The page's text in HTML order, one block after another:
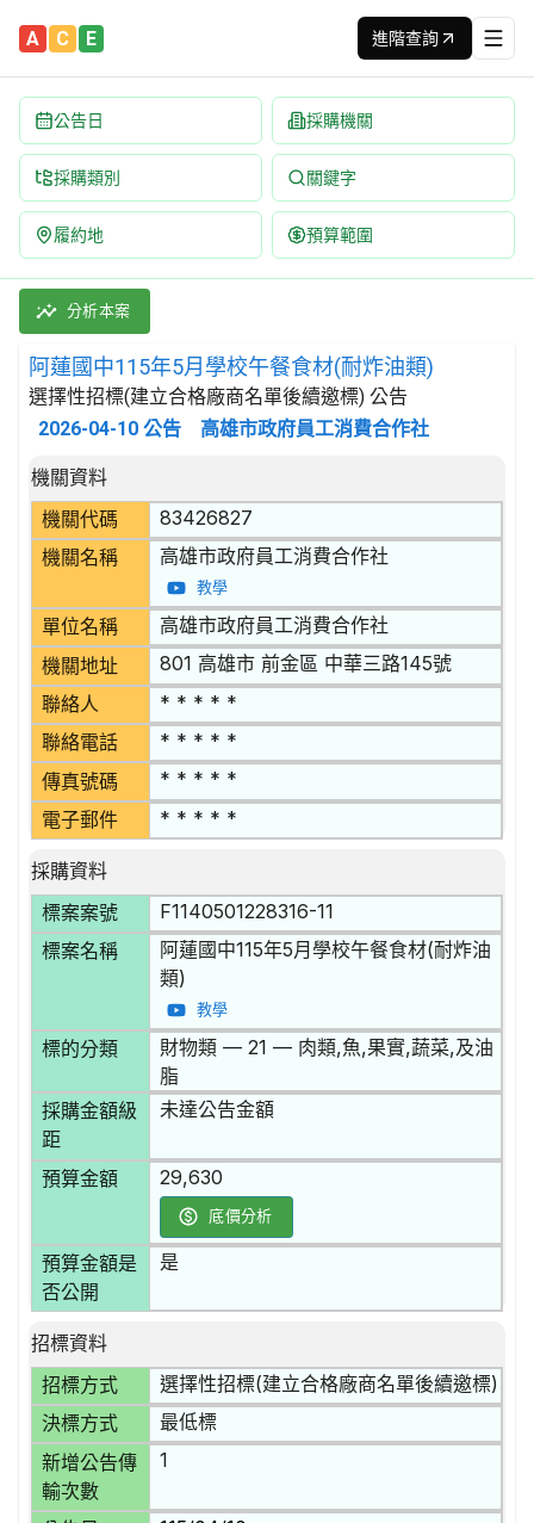
A C E 進階查詢
公告日 採購機關
採購類別 關鍵字
履約地 預算範圍
阿蓮國中115年5月學校午餐食材(耐炸油類) 招標公告 | 案號
採購類別：財物類 肉類,魚,果實,蔬菜,及油脂 | 招標方式：
分析本案
阿蓮國中115年5月學校午餐食材(耐炸油類)
選擇性招標(建立合格廠商名單後續邀標) 公告
2026-04-10 公告 高雄市政府員工消費合作社
招標公告詳細內容
機關資料
機關代碼
83426827
機關名稱 高雄市政府員工消費合作社
教學
單位名稱 高雄市政府員工消費合作社
機關地址 801 高雄市 前金區 中華三路145號
聯絡人 * * * * *
聯絡電話 * * * * *
傳真號碼 * * * * *
電子郵件 * * * * *
採購資料
標案案號
F1140501228316-11
標案名稱
阿蓮國中115年5月學校午餐食材(耐炸油
類)
教學
標的分類
財物類 — 21 — 肉類,魚,果實,蔬菜,及油
脂
採購金額級
距
未達公告金額
預算金額 29,630
底價分析
預算金額是
否公開
是
招標資料
招標方式
選擇性招標(建立合格廠商名單後續邀標)
決標方式 最低標
新增公告傳
輸次數
1